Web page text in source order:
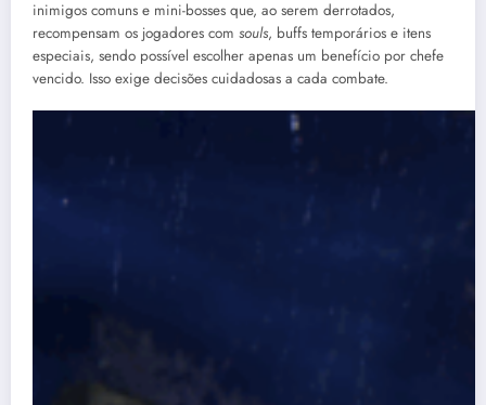
inimigos comuns e mini-bosses que, ao serem derrotados,
recompensam os jogadores com souls, buffs temporários e itens
especiais, sendo possível escolher apenas um benefício por chefe
vencido. Isso exige decisões cuidadosas a cada combate.